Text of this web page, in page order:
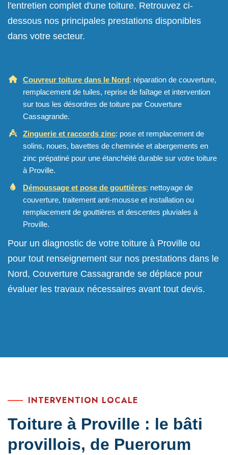
l'entretien complet d'une toiture. Retrouvez ci-
dessous nos principales prestations disponibles
dans votre secteur.
Couvreur toiture dans le Nord: réparation de couverture,
remplacement de tuiles, reprise de faîtage et intervention
sur tous les désordres de toiture par Couverture
Cassagrande.
Zinguerie et raccords zinc: pose et remplacement de
solins, noues, bavettes de cheminée et abergements en
zinc prépatiné pour une étanchéité durable sur votre toiture
à Proville.
Démoussage et pose de gouttières: nettoyage de
couverture, traitement anti-mousse et installation ou
remplacement de gouttières et descentes pluviales à
Proville.
Pour un diagnostic de votre toiture à Proville ou
pour tout renseignement sur nos prestations dans le
Nord, Couverture Cassagrande se déplace pour
évaluer les travaux nécessaires avant tout devis.
INTERVENTION LOCALE
Toiture à Proville : le bâti
provillois, de Puerorum